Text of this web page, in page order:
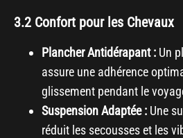
3.2 Confort pour les Chevaux
Plancher Antidérapant : Un
assure une adhérence
glissement pendant le
Suspension Adaptée : Une
réduit les secousses et les